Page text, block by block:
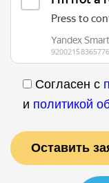
Согласен с
и политикой